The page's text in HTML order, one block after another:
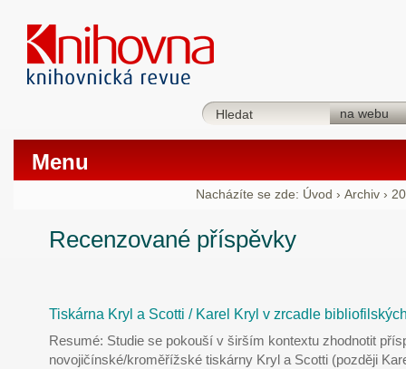
Menu
Nacházíte se zde: Úvod › Archiv ›
Recenzované příspěvky
Tiskárna Kryl a Scotti / Karel Kryl v zrcadle
Resumé: Studie se pokouší v širším kontextu zhodnotit
novojičínské/kroměřížské tiskárny Kryl a Scotti (později